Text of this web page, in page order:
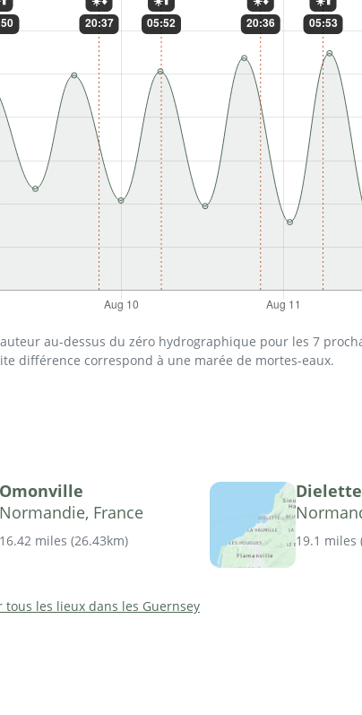
au-dessus du zéro hydrographique pour les 7
différence correspond à une marée de mortes-eaux.
Omonville
Normandie, France
16.42 miles (26.43km)
Dielette
19.1 miles
tous les lieux dans les Guernsey